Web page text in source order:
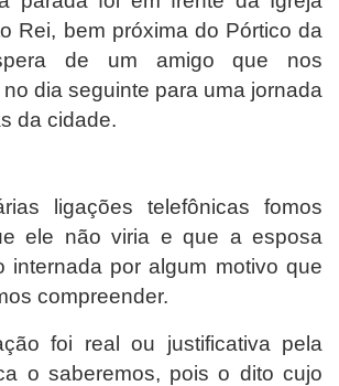
Rei, bem próxima do Pórtico da
de um amigo que nos
dia seguinte para uma jornada
da cidade.
ligações telefônicas fomos
ele não viria e que a esposa
internada por algum motivo que
compreender.
foi real ou justificativa pela
o saberemos, pois o dito cujo